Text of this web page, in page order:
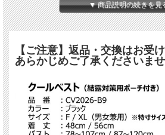
▼ 商品説明の続きを
【ご注意】返品・交換はお受
あらかじめご了承くださいませ